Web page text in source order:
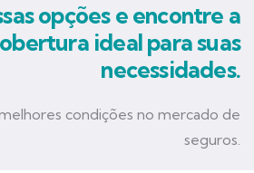
opções e encontre a
ideal para suas
necessidades.
condições no mercado de
seguros.